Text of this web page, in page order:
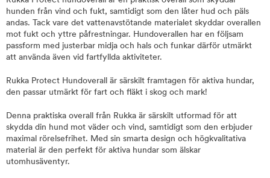
hunden från vind och fukt, samtidigt som den låter hud och päls
andas. Tack vare det vattenavstötande materialet skyddar overallen
mot fukt och yttre påfrestningar. Hundoverallen har en följsam
passform med justerbar midja och hals och funkar därför utmärkt
att använda även vid fartfyllda aktiviteter.
Rukka Protect Hundoverall är särskilt framtagen för aktiva hundar,
den passar utmärkt för fart och fläkt i skog och mark!
Denna praktiska overall från Rukka är särskilt utformad för att
skydda din hund mot väder och vind, samtidigt som den erbjuder
maximal rörelsefrihet. Med sin smarta design och högkvalitativa
material är den perfekt för aktiva hundar som älskar
utomhusäventyr.